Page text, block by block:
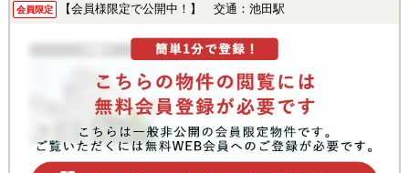
会員限定 【会員様限定で公開中！】 交通：池田駅